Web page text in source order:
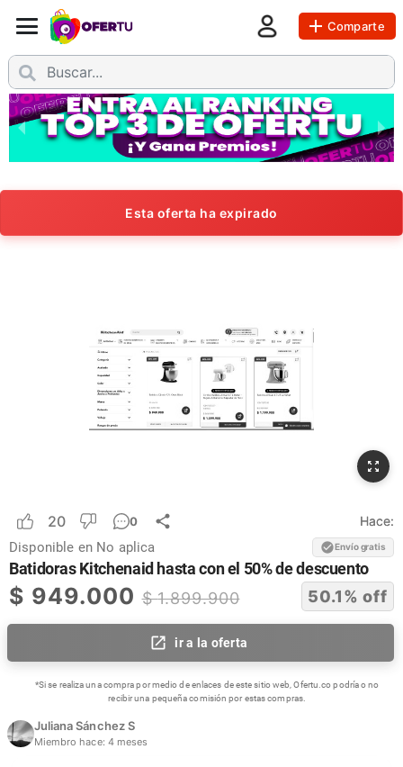
Comparte
Esta oferta ha expirado
20 0 Hace:
Disponible en No aplica Envío gratis
Batidoras Kitchenaid hasta con el 50% de descuento
$ 949.000 $1.899.900 50.1% off
ir a la oferta
*Si se realiza una compra por medio de enlaces de este sitio web, Ofertu.co podría o no
recibir una pequeña comisión por estas compras.
Juliana Sánchez S
Miembro hace: 4 meses